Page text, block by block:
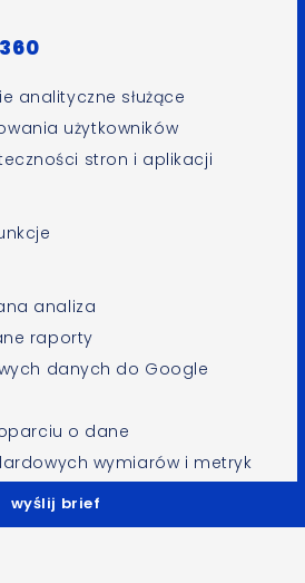
wyślij brief
analityczne służące
użytkowników
stron i aplikacji
analiza
raporty
danych do Google
o dane
wymiarów i metryk
Ads oraz Display &